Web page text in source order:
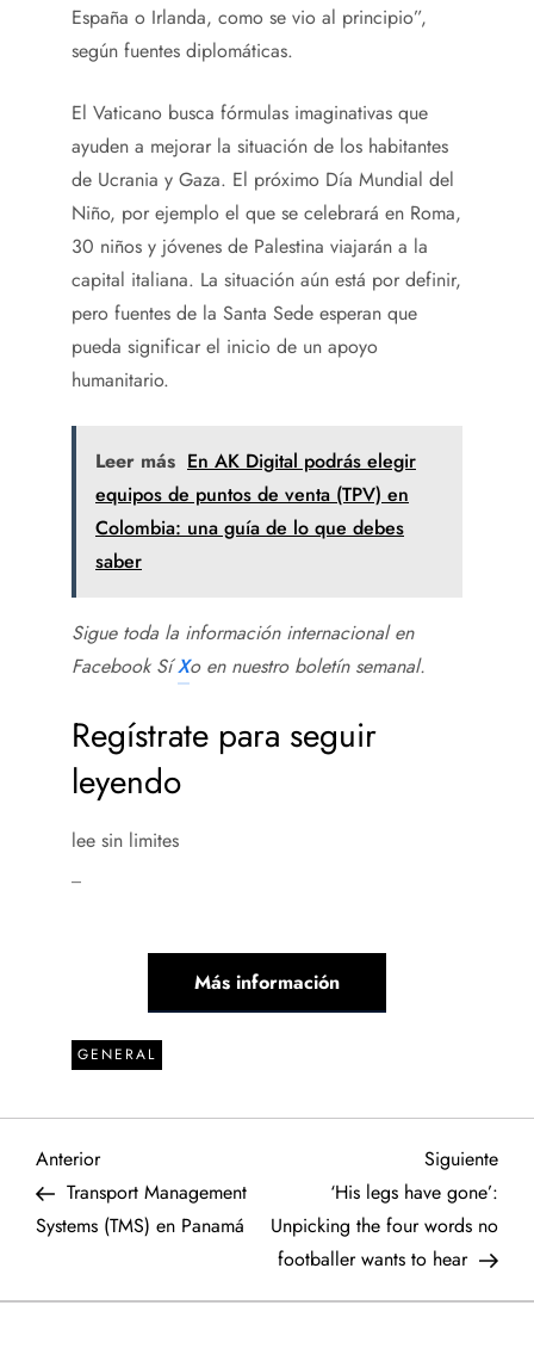
España o Irlanda, como se vio al principio”,
según fuentes diplomáticas.
El Vaticano busca fórmulas imaginativas que
ayuden a mejorar la situación de los habitantes
de Ucrania y Gaza. El próximo Día Mundial del
Niño, por ejemplo el que se celebrará en Roma,
30 niños y jóvenes de Palestina viajarán a la
capital italiana. La situación aún está por definir,
pero fuentes de la Santa Sede esperan que
pueda significar el inicio de un apoyo
humanitario.
Leer más En AK Digital podrás elegir
equipos de puntos de venta (TPV) en
Colombia: una guía de lo que debes
saber
Sigue toda la información internacional en
FacebookSíXo en nuestro boletín semanal.
Regístrate para seguir
leyendo
lee sin limites
Más información
GENERAL
N
a
Entrada
anterior
Anterior
Transport Management
Systems (TMS) en Panamá
Siguiente
‘His legs have gone’:
Unpicking the four words no
footballer wants to hear